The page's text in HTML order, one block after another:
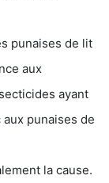
punaises de lit
aux
ayant
punaises de
la cause.